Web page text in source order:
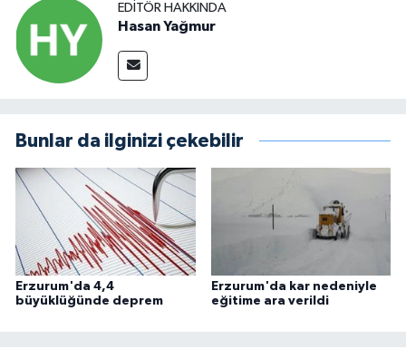
EDITÖR HAKKINDA
Hasan Yağmur
Bunlar da ilginizi çekebilir
Erzurum'da 4,4
büyüklüğünde deprem
Erzurum'da kar nedeniyle
eğitime ara verildi